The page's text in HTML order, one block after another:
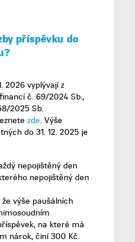
příspěvku do
?
2026 vyplývají z
č. 69/2024 Sb.,
2025 Sb.
zde. Výše
do 31. 12. 2025 je
nepojištěný den
nepojištěný den
výše paušálních
na které má
nárok, činí 300 Kč.